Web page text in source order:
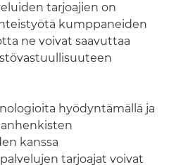
tarjoajien on
kumppaneiden
ne voivat saavuttaa
hyödyntämällä ja
kanssa
tarjoajat voivat